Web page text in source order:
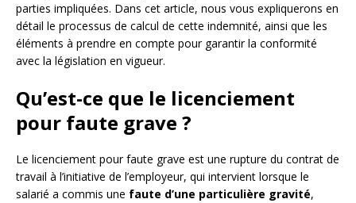
parties impliquées. Dans cet article, nous vous expliquerons en
détail le processus de calcul de cette indemnité, ainsi que les
éléments à prendre en compte pour garantir la conformité
avec la législation en vigueur.
Qu’est-ce que le licenciement
pour faute grave ?
Le licenciement pour faute grave est une rupture du contrat de
travail à l’initiative de l’employeur, qui intervient lorsque le
salarié a commis une faute d’une particulière gravité,